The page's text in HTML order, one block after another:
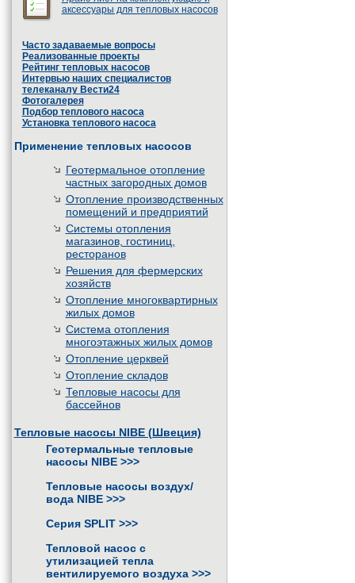
аксессуары для тепловых насосов
Часто задаваемые вопросы
Реализованные проекты
Рейтинг тепловых насосов
Интервью наших специалистов
телеканалу Вести24
Фотогалерея
Подбор теплового насоса
Установка теплового насоса
Применение тепловых насосов
Геотермальное отопление
частных загородных домов
Отопление производственных
помещений и предприятий
Системы отопления
магазинов, гостиниц,
ресторанов
Решения для фермерских
хозяйств
Отопление многоквартирных
жилых домов
Система отопления
многоэтажных жилых домов
Отопление церквей
Отопление складов
Тепловые насосы для
бассейнов
Тепловые насосы NIBE (Швеция)
Геотермальные тепловые
насосы NIBE >>>
Тепловые насосы воздух/
вода NIBE >>>
Серия SPLIT >>>
Тепловой насос с
утилизацией тепла
вентилируемого воздуха >>>